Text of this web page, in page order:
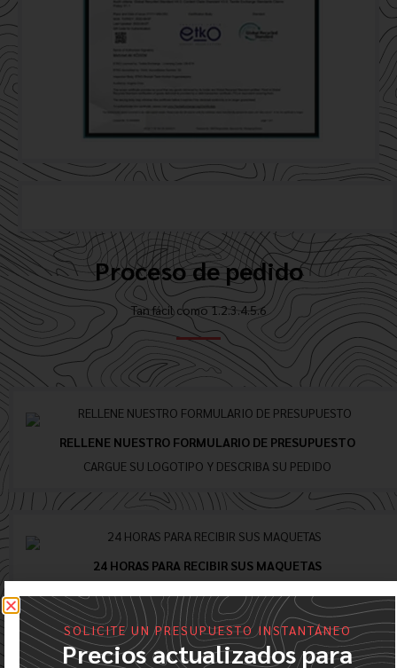
Proceso de pedido
Tan fácil como 1.2.3.4.5.6
RELLENE NUESTRO FORMULARIO DE PRESUPUESTO
CARGUE SU LOGOTIPO Y DESCRIBA SU PEDIDO
24 HORAS PARA RECIBIR SUS MAQUETAS
SOLICITE UN PRESUPUESTO INSTANTÁNEO
Precios actualizados para